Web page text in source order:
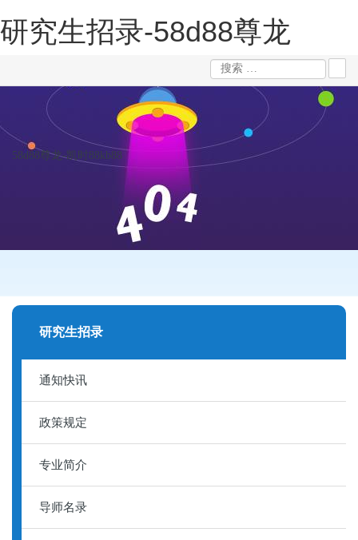
研究生招录-58d88尊龙
58d88尊龙-凯时88kb88
研究生招录
通知快讯
政策规定
专业简介
导师名录